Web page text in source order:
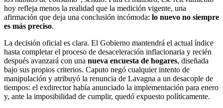
hoy refleja menos la realidad que la medición vigente, una
afirmación que deja una conclusión incómoda: lo nuevo no siempre
es más preciso.
La decisión oficial es clara. El Gobierno mantendrá el actual índice
hasta completar el proceso de desaceleración inflacionaria y recién
después avanzará con una nueva encuesta de hogares, diseñada
bajo sus propios criterios. Caputo negó cualquier intento de
manipulación y atribuyó la renuncia de Lavagna a un desacople de
tiempos: el exdirector había anunciado la implementación para enero
y, ante la imposibilidad de cumplir, quedó expuesto políticamente.